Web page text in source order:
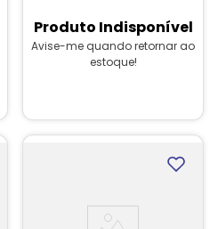
Produto Indisponível
Avise-me quando retornar ao
estoque!